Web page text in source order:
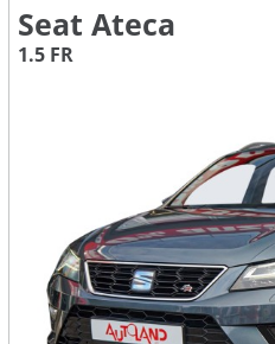
Seat Ateca
1.5 FR